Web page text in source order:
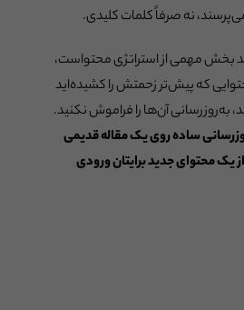
نه صرفاً کلمات کلیدی.
بخش مهمی از استراتژی محتواست،
که پیش‌تر زحمتش را کشیده‌اید
به‌روزرسانی آن‌ها را فراموش نکنید.
ساده روی یک مقاله قدیمی
یک محتوای جدید برایتان ورودی